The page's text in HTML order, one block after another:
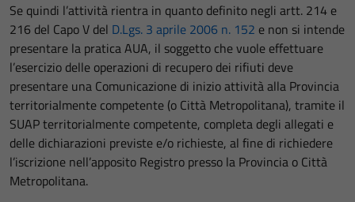
Se quindi l’attività rientra in quanto definito negli artt. 214 e
216 del Capo V del D.Lgs. 3 aprile 2006 n. 152 e non si intende
presentare la pratica AUA, il soggetto che vuole effettuare
l’esercizio delle operazioni di recupero dei rifiuti deve
presentare una Comunicazione di inizio attività alla Provincia
territorialmente competente (o Città Metropolitana), tramite il
SUAP territorialmente competente, completa degli allegati e
delle dichiarazioni previste e/o richieste, al fine di richiedere
l’iscrizione nell’apposito Registro presso la Provincia o Città
Metropolitana.